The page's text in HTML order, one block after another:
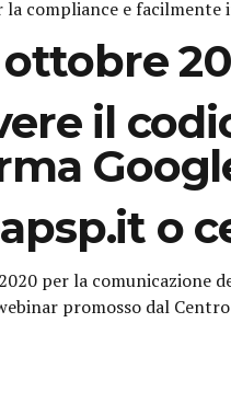
compliance e
il
o
per la comunicazione
promosso dal